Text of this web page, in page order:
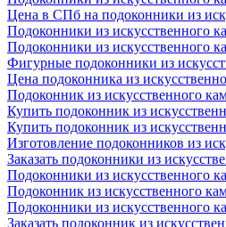
Цена в СПб на подоконники из
Подоконники из искусственного
Подоконники из искусственного
Фигурные подоконники из
Цена подоконника из
Подоконник из искусственного
Купить подоконник из
Купить подоконник из
Изготовление подоконников из
Заказать подоконники из
Подоконники из искусственного
Подоконник из искусственного
Подоконники из искусственного
Заказать подоконник из